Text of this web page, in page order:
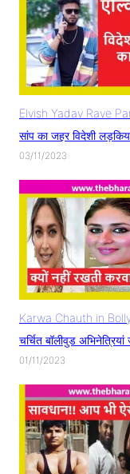
Elvish Yadav Rave
सांप का जहर विदेशी
03/11/2023
Karwa Chauth in
चर्चित बॉलीवुड अभिनेत्रियां
01/11/2023